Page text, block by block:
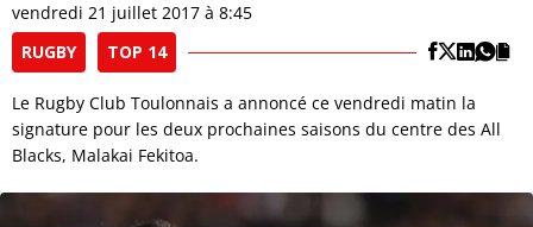
vendredi 21 juillet 2017 à 8:45
RUGBY
TOP 14
Le Rugby Club Toulonnais a annoncé ce vendredi matin la
signature pour les deux prochaines saisons du centre des All
Blacks, Malakai Fekitoa.